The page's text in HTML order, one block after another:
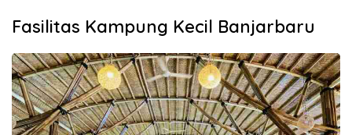
Fasilitas Kampung Kecil Banjarbaru